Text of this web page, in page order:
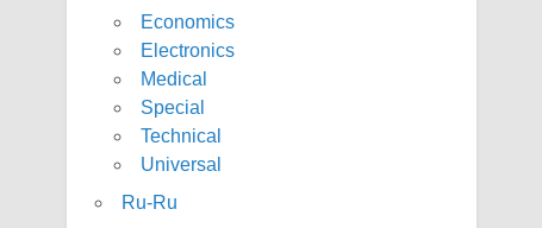
Economics
Electronics
Medical
Special
Technical
Universal
Ru-Ru